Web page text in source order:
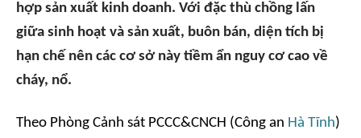
hợp sản xuất kinh doanh. Với đặc thù chồng lấn
giữa sinh hoạt và sản xuất, buôn bán, diện tích bị
hạn chế nên các cơ sở này tiềm ẩn nguy cơ cao về
cháy, nổ.
Theo Phòng Cảnh sát PCCC&CNCH (Công an Hà Tĩnh)